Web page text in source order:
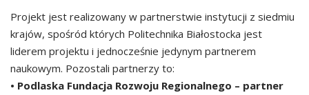
Projekt jest realizowany w partnerstwie instytucji z siedmiu
krajów, spośród których Politechnika Białostocka jest
liderem projektu i jednocześnie jedynym partnerem
naukowym. Pozostali partnerzy to:
• Podlaska Fundacja Rozwoju Regionalnego – partner